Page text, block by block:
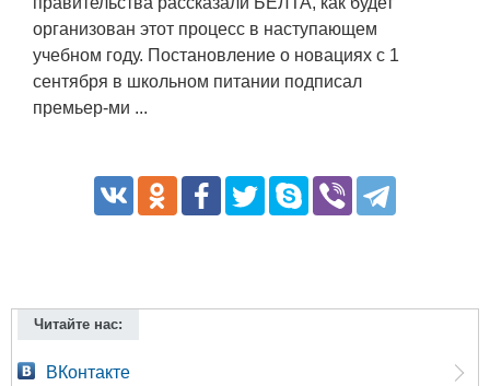
организован этот процесс в наступающем
учебном году. Постановление о новациях с 1
сентября в школьном питании подписал
премьер-ми ...
Читайте нас:
ВКонтакте